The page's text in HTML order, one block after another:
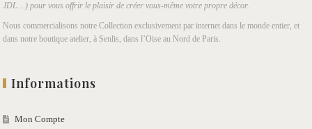
JDL…) pour vous offrir le plaisir de créer vous-même votre propre décor.
Nous commercialisons notre Collection exclusivement par internet dans le monde entier, et
dans notre boutique atelier, à Senlis, dans l’Oise au Nord de Paris.
Informations
Mon Compte